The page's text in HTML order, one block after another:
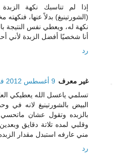
إذا لم تناسبك نكهة
(الشورتينيغ) بدلاً عنها، فنكهته
نكهة له، ويعطي نفس النتيجة
أنا شخصيًا أفضل الزبدة لأني
رد
غير معرف 9 أغسطس 2012 في 6:43 ص
تسلمي ياعسل الله يعطيكي
البيض بالشورتينيغ لانه في
بالزبده وتقول عشان
وقلبي لمده تلاتة دقايق
مني عارفه استبدل مقدار الزبده.
رد